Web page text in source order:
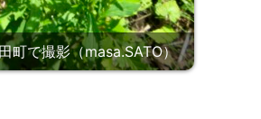
町で撮影（masa.SATO）